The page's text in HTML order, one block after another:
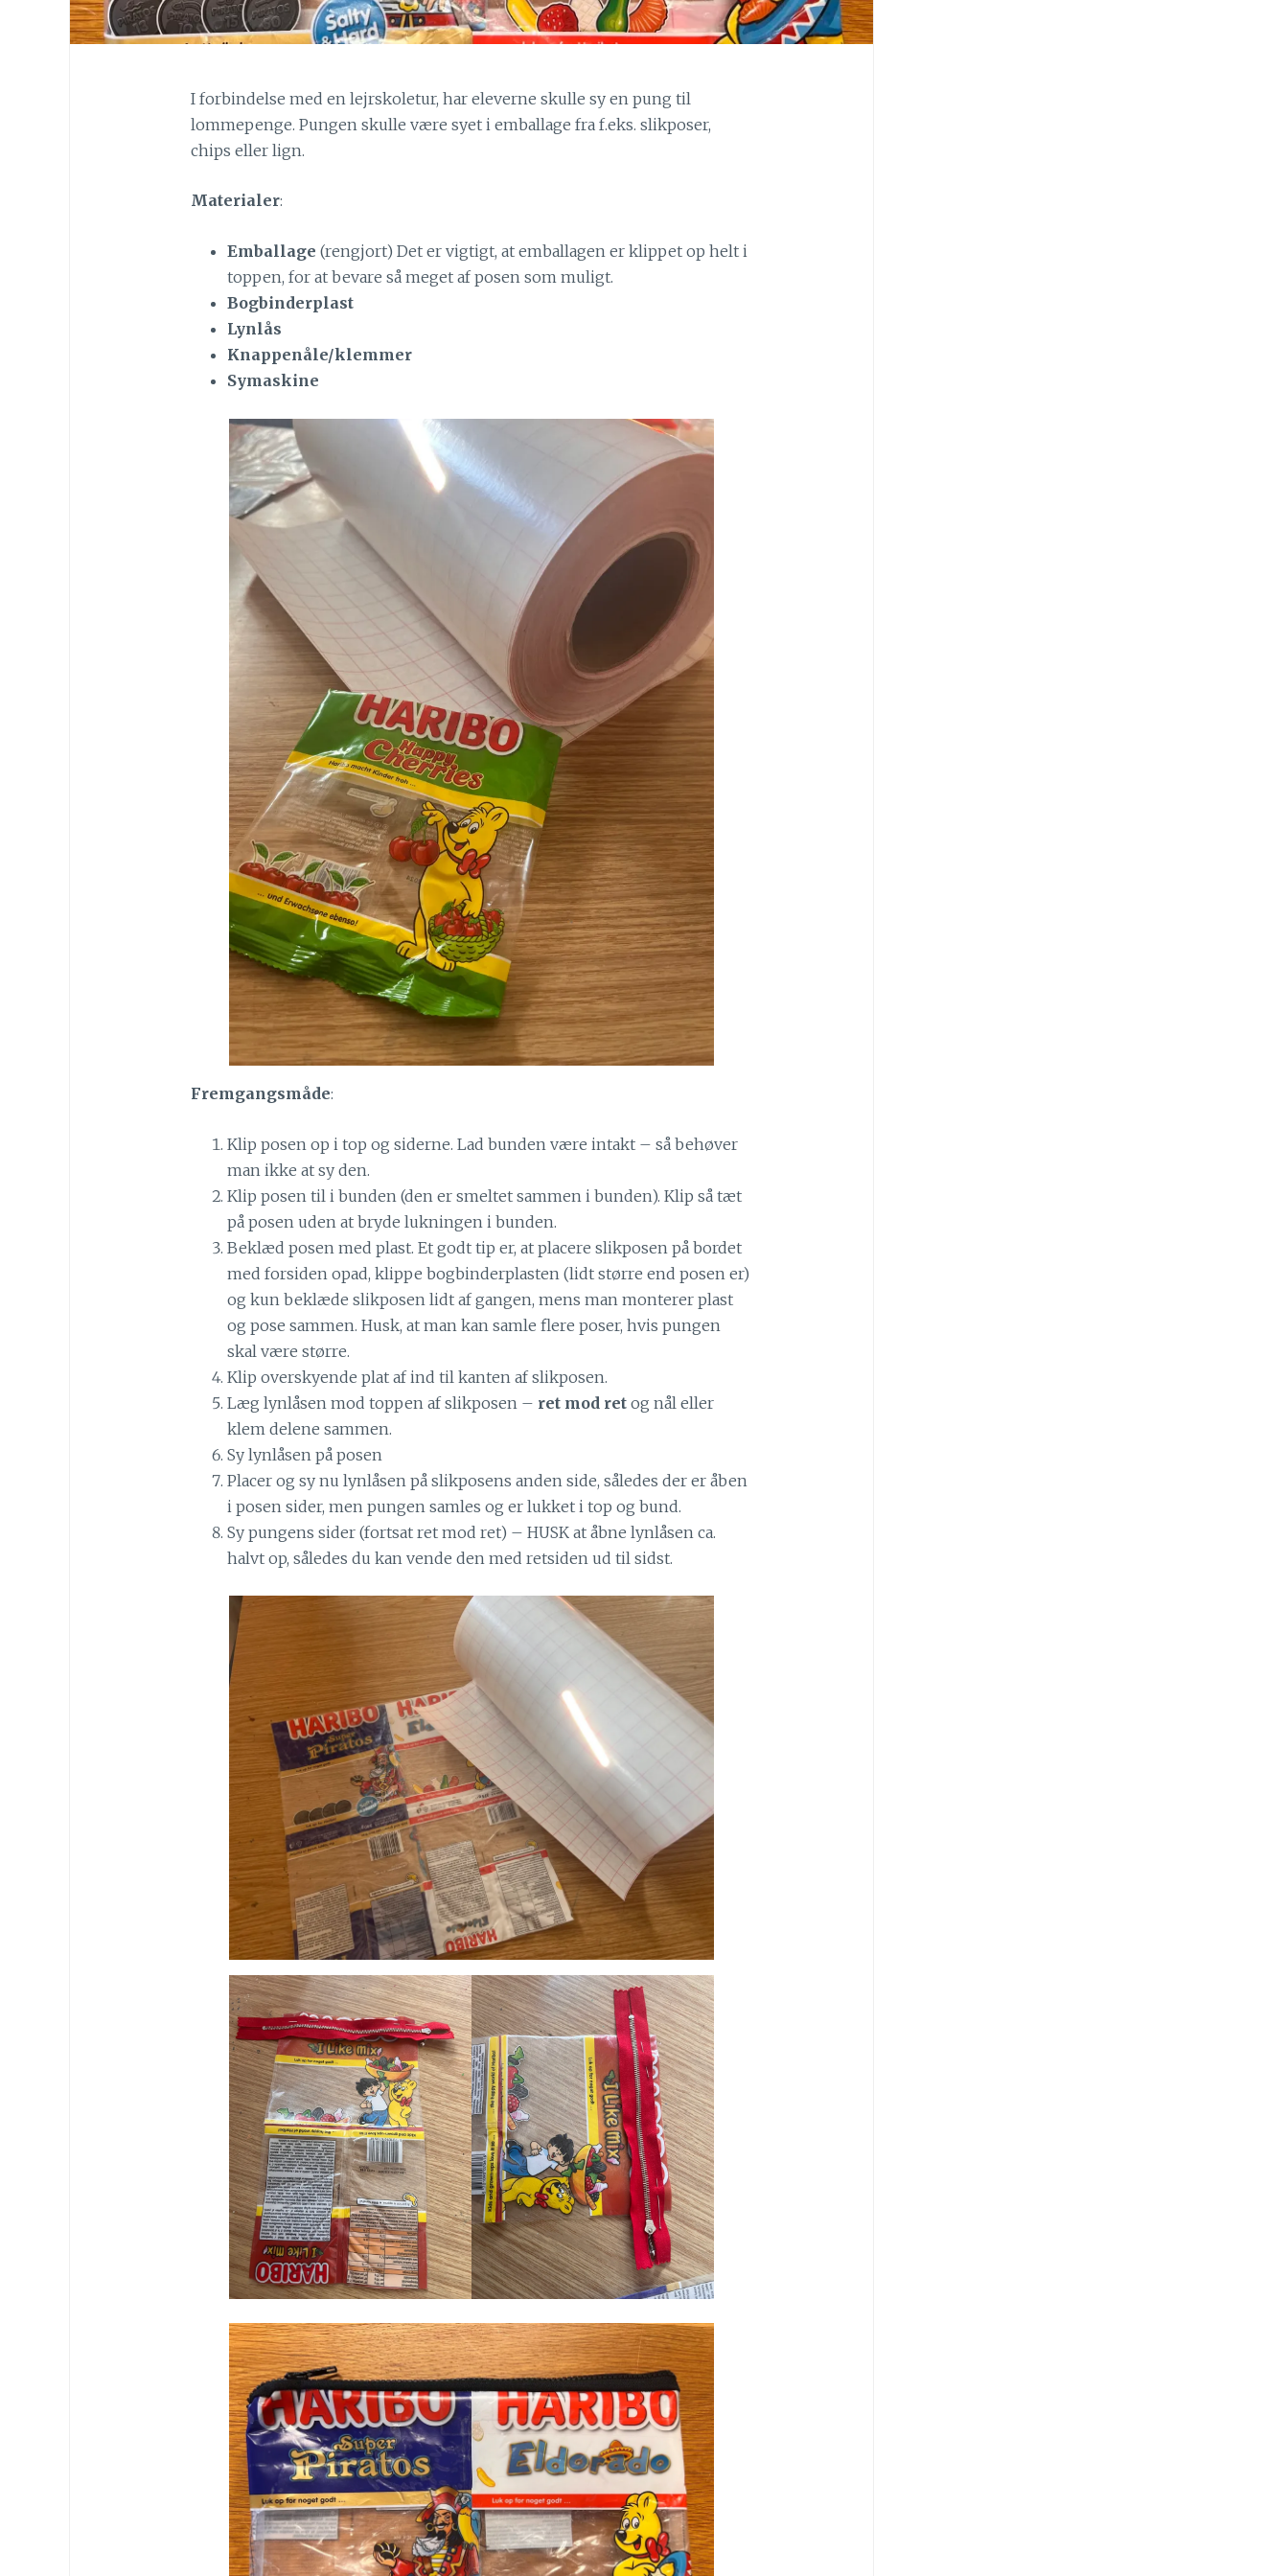
I forbindelse med en lejrskoletur, har eleverne skulle sy en pung til
lommepenge. Pungen skulle være syet i emballage fra f.eks. slikposer,
chips eller lign.
Materialer:
Emballage(rengjort) Det er vigtigt, at emballagen er klippet op helt i
toppen, for at bevare så meget af posen som muligt.
Bogbinderplast
Lynlås
Knappenåle/klemmer
Symaskine
Fremgangsmåde:
Klip posen op i top og siderne. Lad bunden være intakt – så behøver
man ikke at sy den.
Klip posen til i bunden (den er smeltet sammen i bunden). Klip så tæt
på posen uden at bryde lukningen i bunden.
Beklæd posen med plast. Et godt tip er, at placere slikposen på bordet
med forsiden opad, klippe bogbinderplasten (lidt større end posen er)
og kun beklæde slikposen lidt af gangen, mens man monterer plast
og pose sammen. Husk, at man kan samle flere poser, hvis pungen
skal være større.
Klip overskyende plat af ind til kanten af slikposen.
Læg lynlåsen mod toppen af slikposen – ret mod ret og nål eller
klem delene sammen.
Sy lynlåsen på posen
Placer og sy nu lynlåsen på slikposens anden side, således der er åben
i posen sider, men pungen samles og er lukket i top og bund.
Sy pungens sider (fortsat ret mod ret) – HUSK at åbne lynlåsen ca.
halvt op, således du kan vende den med retsiden ud til sidst.